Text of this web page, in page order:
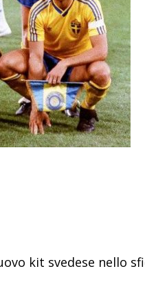
kit svedese nello